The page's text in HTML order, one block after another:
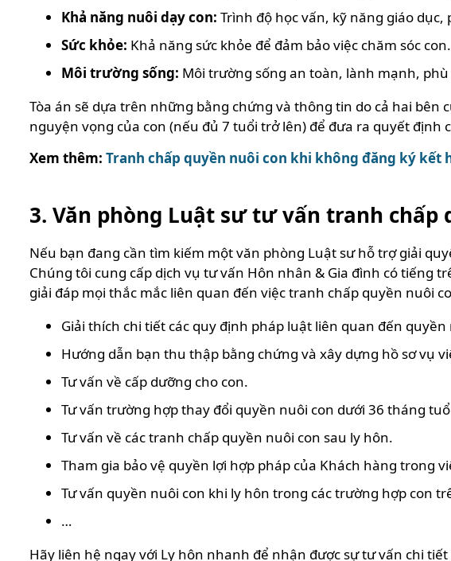
Khả năng nuôi dạy con: Trình độ học vấn, kỹ năng giáo
Sức khỏe: Khả năng sức khỏe để đảm bảo việc chăm sóc con.
Môi trường sống: Môi trường sống an toàn, lành mạnh,
Tòa án sẽ dựa trên những bằng chứng và thông tin do cả hai bên
nguyện vọng của con (nếu đủ 7 tuổi trở lên) để đưa ra quyết
Xem thêm: Tranh chấp quyền nuôi con khi không đăng ký kết
3. Văn phòng Luật sư tư vấn tranh chấp
Nếu bạn đang cần tìm kiếm một văn phòng Luật sư hỗ trợ giải
Chúng tôi cung cấp dịch vụ tư vấn Hôn nhân & Gia đình có tiếng
giải đáp mọi thắc mắc liên quan đến việc tranh chấp quyền nuôi
Giải thích chi tiết các quy định pháp luật liên quan đến
Hướng dẫn bạn thu thập bằng chứng và xây dựng hồ sơ vụ
Tư vấn về cấp dưỡng cho con.
Tư vấn trường hợp thay đổi quyền nuôi con dưới 36 tháng
Tư vấn về các tranh chấp quyền nuôi con sau ly hôn.
Tham gia bảo vệ quyền lợi hợp pháp của Khách hàng trong
Tư vấn quyền nuôi con khi ly hôn trong các trường hợp con
…
Hãy liên hệ ngay với Ly hôn nhanh để nhận được sự tư vấn chi